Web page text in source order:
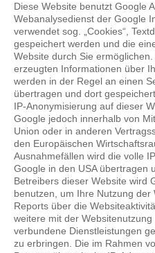
Diese Website benutzt Google
Webanalysedienst der Google
verwendet sog. „Cookies“,
gespeichert werden und die
Website durch Sie
erzeugten Informationen über
werden in der Regel an einen
übertragen und dort
IP-Anonymisierung auf dieser
Google jedoch innerhalb von
Union oder in anderen
den Europäischen
Ausnahmefällen wird die volle
Google in den USA übertragen
Betreibers dieser Website wird
benutzen, um Ihre Nutzung der
Reports über die
weitere mit der
verbundene Dienstleistungen
zu erbringen. Die im Rahmen